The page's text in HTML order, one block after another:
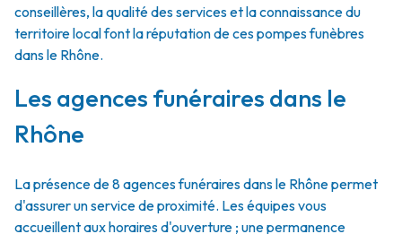
conseillères, la qualité des services et la connaissance du
territoire local font la réputation de ces pompes funèbres
dans le Rhône.
Les agences funéraires dans le
Rhône
La présence de 8 agences funéraires dans le Rhône permet
d'assurer un service de proximité. Les équipes vous
accueillent aux horaires d'ouverture ; une permanence